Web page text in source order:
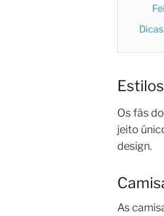
Os fãs
jeito
design.
As